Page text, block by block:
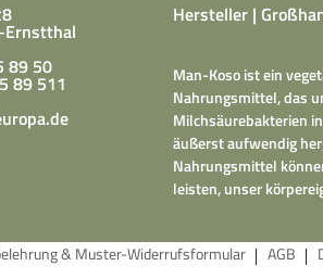
89 50
89 511
Hersteller |
Man-Koso ist ein
Nahrungsmittel, das
Milchsäurebakterien
äußerst aufwendig
Nahrungsmittel
leisten, unser
& Muster-Widerrufsformular AGB